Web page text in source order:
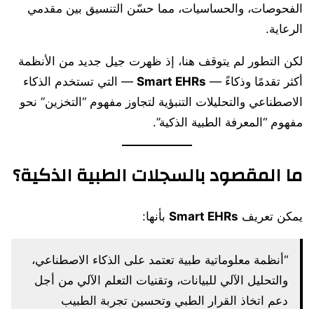
الفحوصات، والحساسيات، مما حسّن التنسيق بين مقدمي
الرعاية.
لكن التطور لم يتوقف هنا، إذ ظهرت جيل جديد من الأنظمة
أكثر تقدمًا وذكاءً — Smart EHRs — التي تستخدم الذكاء
الاصطناعي والتحليلات التنبؤية لتجاوز مفهوم “التخزين” نحو
مفهوم “المعرفة الطبية الذكية”.
ما المقصود بالسجلات الطبية الذكية؟
يمكن تعريف Smart EHRs بأنها:
“أنظمة معلوماتية طبية تعتمد على الذكاء الاصطناعي،
والتحليل الآلي للبيانات، وتقنيات التعلم الآلي من أجل
دعم اتخاذ القرار الطبي وتحسين تجربة الطبيب